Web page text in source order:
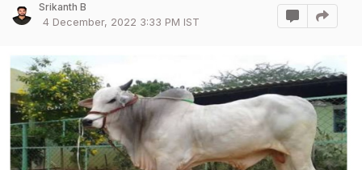
Srikanth B
4 December, 2022 3:33 PM IST